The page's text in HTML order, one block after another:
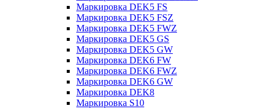
Маркировка DEK5 FS
Маркировка DEK5 FSZ
Маркировка DEK5 FWZ
Маркировка DEK5 GS
Маркировка DEK5 GW
Маркировка DEK6 FW
Маркировка DEK6 FWZ
Маркировка DEK6 GW
Маркировка DEK8
Маркировка S10